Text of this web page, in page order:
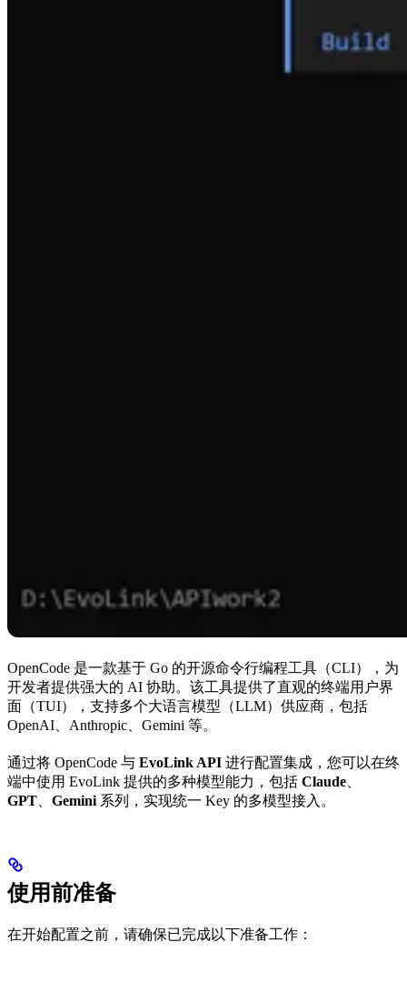
OpenCode 是一款基于 Go 的开源命令行编程工具（CLI），为
开发者提供强大的 AI 协助。该工具提供了直观的终端用户界
面（TUI），支持多个大语言模型（LLM）供应商，包括
OpenAI、Anthropic、Gemini 等。
通过将 OpenCode 与 EvoLink API 进行配置集成，您可以在终
端中使用 EvoLink 提供的多种模型能力，包括 Claude
GPT
Gemini 系列，实现统一 Key 的多模型接入。
使用前准备
在开始配置之前，请确保已完成以下准备工作：